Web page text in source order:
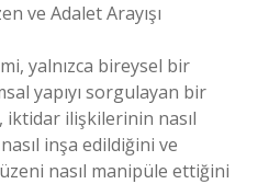
ve Adalet Arayışı
yalnızca bireysel bir
yapıyı sorgulayan bir
iktidar ilişkilerinin nasıl
inşa edildiğini ve
nasıl manipüle ettiğini